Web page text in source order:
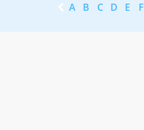
A B C D E F